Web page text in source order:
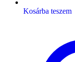
Kosárba teszem